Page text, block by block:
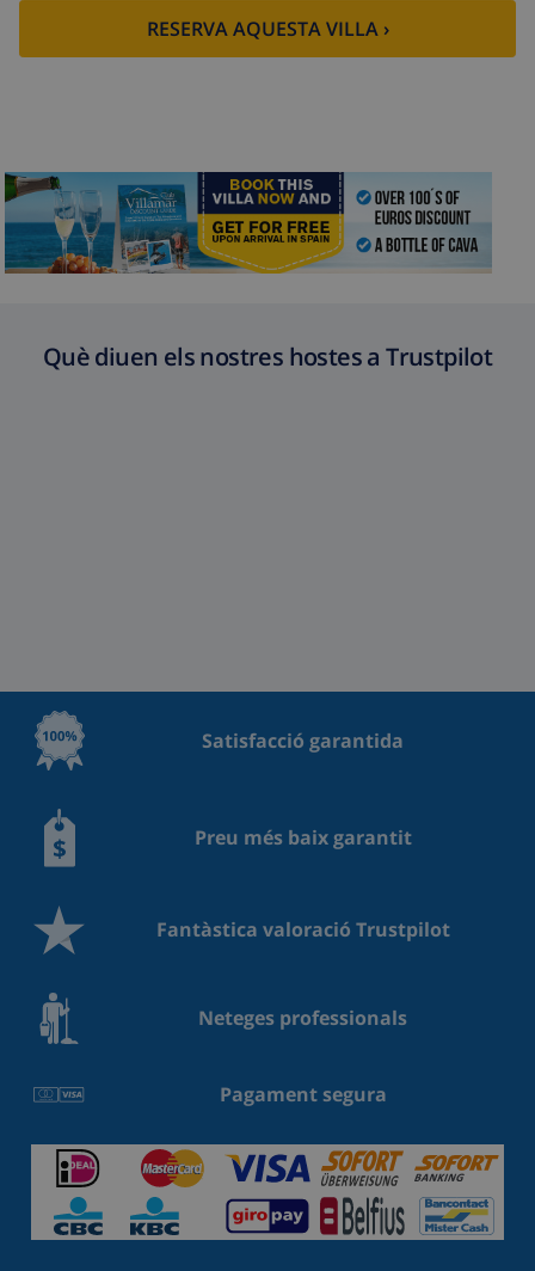
Fons de
4.80% De la quantitat total
RESERVA AQUESTA VILLA ›
Què diuen els nostres hostes a Trustpilot
Satisfacció garantida
Preu més baix garantit
Fantàstica valoració Trustpilot
Neteges professionals
Pagament segura